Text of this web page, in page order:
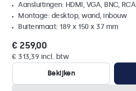
Aansluitingen: HDMI, VGA, BNC, RCA
Montage: desktop, wand, inbouw
Buitenmaat: 189 x 150 x 37 mm
€ 259,00
€ 313,39 incl. btw
Bekijken